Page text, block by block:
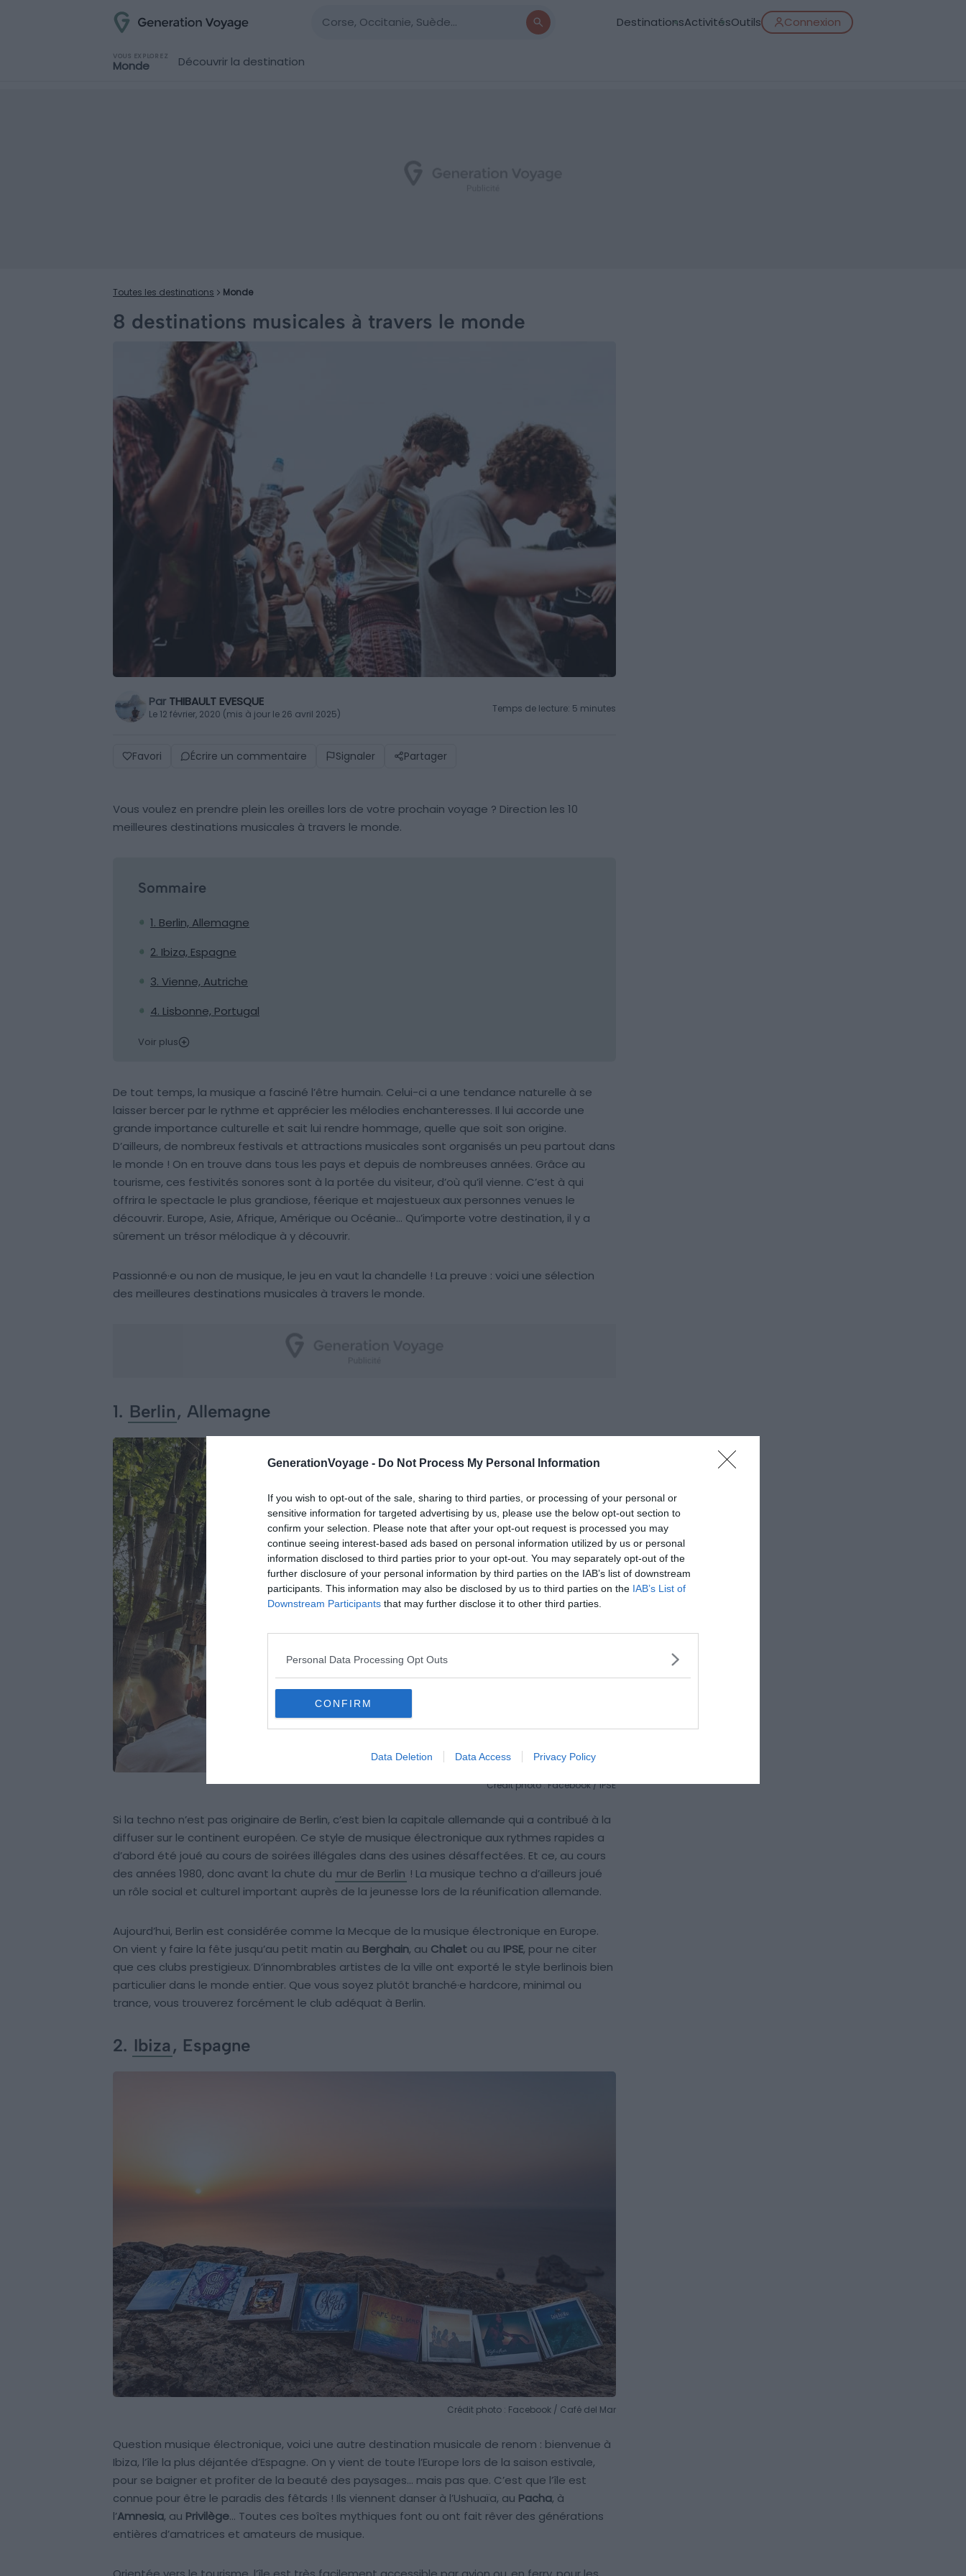
GenerationVoyage - Do Not Process My Personal Information
If you wish to opt-out of the sale, sharing to third parties, or processing of your personal or
sensitive information for targeted advertising by us, please use the below opt-out section to
confirm your selection. Please note that after your opt-out request is processed you may
continue seeing interest-based ads based on personal information utilized by us or personal
information disclosed to third parties prior to your opt-out. You may separately opt-out of the
further disclosure of your personal information by third parties on the IAB’s list of downstream
participants. This information may also be disclosed by us to third parties on the IAB’s List of
Downstream Participants that may further disclose it to other third parties.
Personal Data Processing Opt Outs
CONFIRM
Data Deletion Data Access Privacy Policy
DestinationsActivitésOutils Connexion
VOUS EXPLOREZ
Monde Découvrir la destination
Toutes les destinations Monde
8 destinations musicales à travers le monde
Par THIBAULT EVESQUE
Le 12 février, 2020 (mis à jour le 26 avril 2025) Temps de lecture: 5 minutes
Favori Écrire un commentaire Signaler Partager
Vous voulez en prendre plein les oreilles lors de votre prochain voyage ? Direction les 10
meilleures destinations musicales à travers le monde.
Sommaire
1. Berlin, Allemagne
2. Ibiza, Espagne
3. Vienne, Autriche
4. Lisbonne, Portugal
Voir plus
De tout temps, la musique a fasciné l’être humain. Celui-ci a une tendance naturelle à se
laisser bercer par le rythme et apprécier les mélodies enchanteresses. Il lui accorde une
grande importance culturelle et sait lui rendre hommage, quelle que soit son origine.
D’ailleurs, de nombreux festivals et attractions musicales sont organisés un peu partout dans
le monde ! On en trouve dans tous les pays et depuis de nombreuses années. Grâce au
tourisme, ces festivités sonores sont à la portée du visiteur, d’où qu’il vienne. C’est à qui
offrira le spectacle le plus grandiose, féerique et majestueux aux personnes venues le
découvrir. Europe, Asie, Afrique, Amérique ou Océanie… Qu’importe votre destination, il y a
sûrement un trésor mélodique à y découvrir.
Passionné·e ou non de musique, le jeu en vaut la chandelle ! La preuve : voici une sélection
des meilleures destinations musicales à travers le monde.
1. Berlin, Allemagne
Crédit photo : Facebook / IPSE
Si la techno n’est pas originaire de Berlin, c’est bien la capitale allemande qui a contribué à la
diffuser sur le continent européen. Ce style de musique électronique aux rythmes rapides a
d’abord été joué au cours de soirées illégales dans des usines désaffectées. Et ce, au cours
des années 1980, donc avant la chute du mur de Berlin ! La musique techno a d’ailleurs joué
un rôle social et culturel important auprès de la jeunesse lors de la réunification allemande.
Aujourd’hui, Berlin est considérée comme la Mecque de la musique électronique en Europe.
On vient y faire la fête jusqu’au petit matin au Berghain, au Chalet ou au IPSE, pour ne citer
que ces clubs prestigieux. D’innombrables artistes de la ville ont exporté le style berlinois bien
particulier dans le monde entier. Que vous soyez plutôt branché·e hardcore, minimal ou
trance, vous trouverez forcément le club adéquat à Berlin.
2. Ibiza , Espagne
Crédit photo : Facebook / Café del Mar
Question musique électronique, voici une autre destination musicale de renom : bienvenue à
Ibiza, l’île la plus déjantée d’Espagne. On y vient de toute l’Europe lors de la saison estivale,
pour se baigner et profiter de la beauté des paysages… mais pas que. C’est que l’île est
connue pour être le paradis des fêtards ! Ils viennent danser à l’Ushuaïa, au Pacha, à
l’Amnesia, au Privilège… Toutes ces boîtes mythiques font ou ont fait rêver des générations
entières d’amatrices et amateurs de musique.